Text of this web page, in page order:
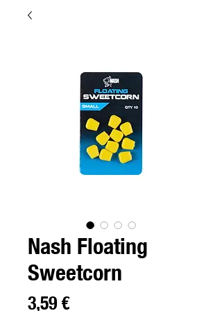
Nash Floating
Sweetcorn
3,59 €Preço